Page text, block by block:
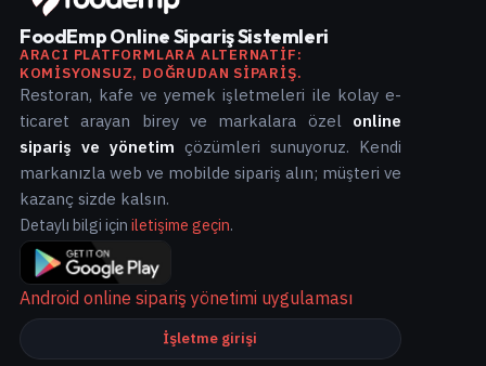
FoodEmp Online Sipariş Sistemleri
ARACI PLATFORMLARA ALTERNATIF:
KOMISYONSUZ, DOĞRUDAN SIPARIŞ.
Restoran, kafe ve yemek işletmeleri ile kolay e-
ticaret arayan birey ve markalara özel online
sipariş ve yönetim çözümleri sunuyoruz. Kendi
markanızla web ve mobilde sipariş alın; müşteri ve
kazanç sizde kalsın.
Detaylı bilgi için iletişime geçin.
Android online sipariş yönetimi uygulaması
İşletme girişi